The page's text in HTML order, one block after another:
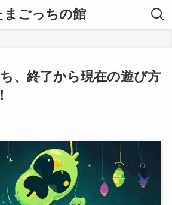
まごっちの館
、終了から現在の遊び方